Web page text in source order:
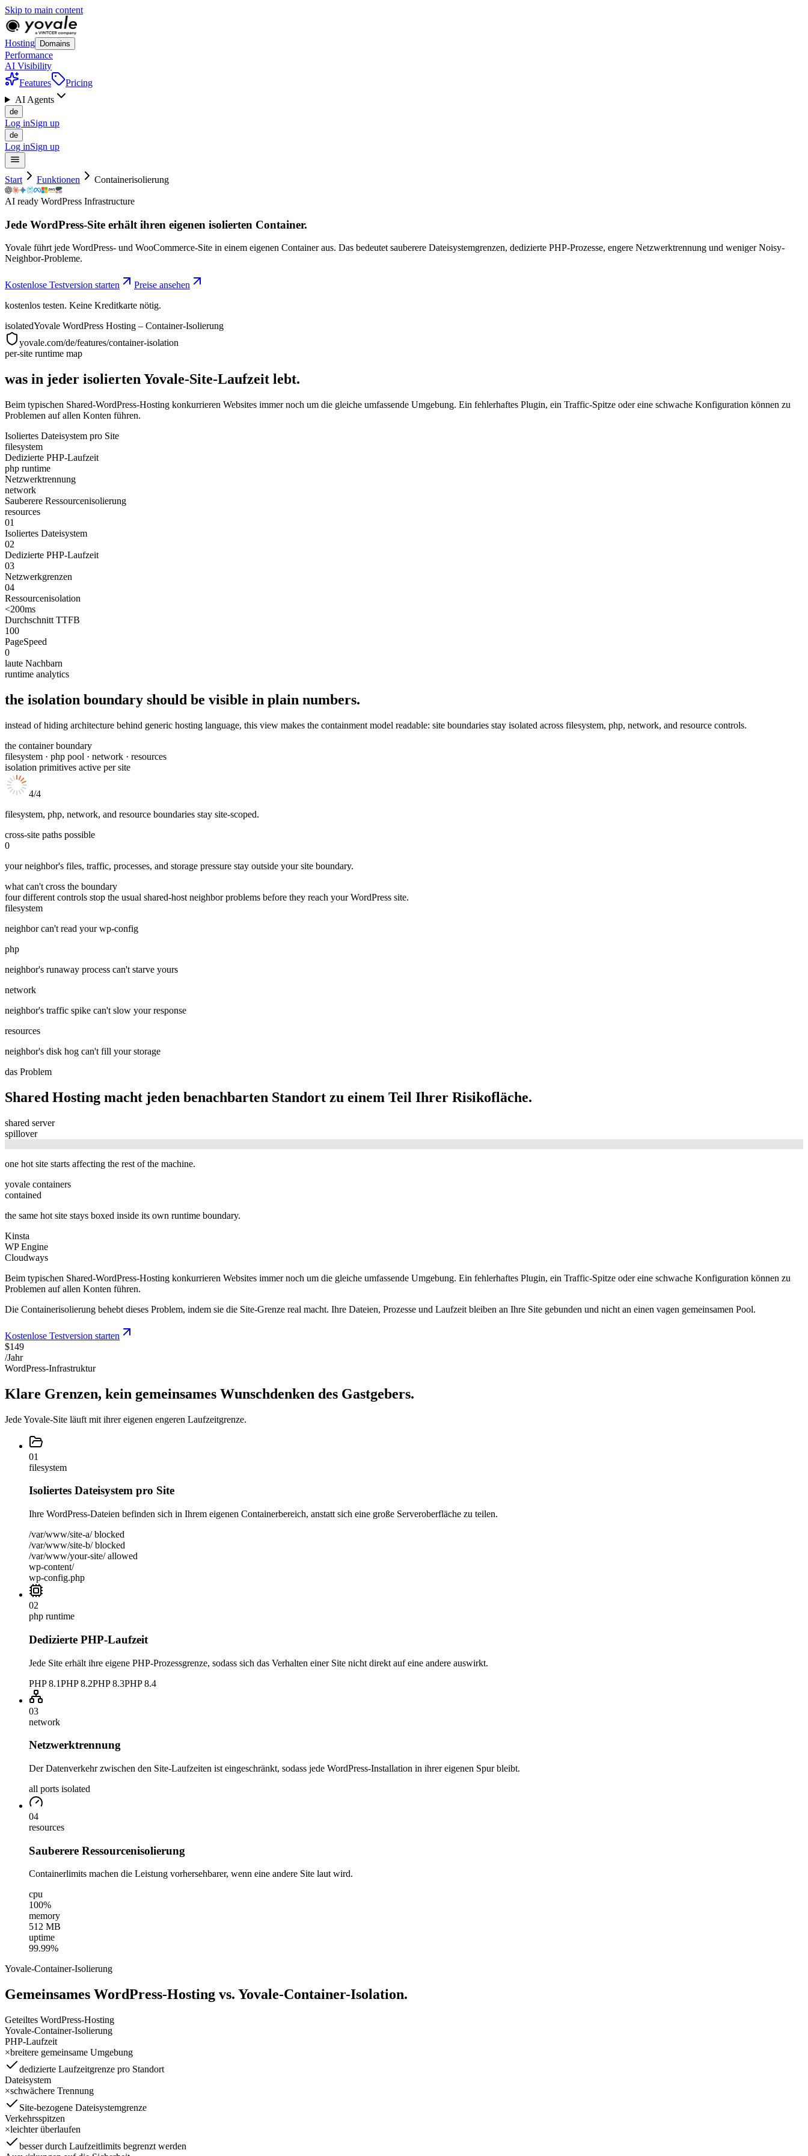
Skip to main content
Hosting Domains
Performance
AI Visibility
Features
Pricing
AI Agents
de
Log inSign up
de
Log inSign up
Start Funktionen Containerisolierung
AI ready WordPress Infrastructure
Jede WordPress-Site erhält ihren eigenen isolierten Container.
Yovale führt jede WordPress- und WooCommerce-Site in einem eigenen Container aus. Das bedeutet sauberere Dateisystemgrenzen, dedizierte PHP-Prozesse, engere Netzwerktrennung und weniger Noisy-
Neighbor-Probleme.
Kostenlose Testversion starten
Preise ansehen
kostenlos testen. Keine Kreditkarte nötig.
isolatedYovale WordPress Hosting – Container-Isolierung
yovale.com/de/features/container-isolation
per-site runtime map
was in jeder isolierten Yovale-Site-Laufzeit lebt.
Beim typischen Shared-WordPress-Hosting konkurrieren Websites immer noch um die gleiche umfassende Umgebung. Ein fehlerhaftes Plugin, ein Traffic-Spitze oder eine schwache Konfiguration können zu
Problemen auf allen Konten führen.
Isoliertes Dateisystem pro Site
filesystem
Dedizierte PHP-Laufzeit
php runtime
Netzwerktrennung
network
Sauberere Ressourcenisolierung
resources
01
Isoliertes Dateisystem
02
Dedizierte PHP-Laufzeit
03
Netzwerkgrenzen
04
Ressourcenisolation
<200ms
Durchschnitt TTFB
100
PageSpeed
0
laute Nachbarn
runtime analytics
the isolation boundary should be visible in plain numbers.
instead of hiding architecture behind generic hosting language, this view makes the containment model readable: site boundaries stay isolated across filesystem, php, network, and resource controls.
the container boundary
filesystem · php pool · network · resources
isolation primitives active per site
4/4
filesystem, php, network, and resource boundaries stay site-scoped.
cross-site paths possible
0
your neighbor's files, traffic, processes, and storage pressure stay outside your site boundary.
what can't cross the boundary
four different controls stop the usual shared-host neighbor problems before they reach your WordPress site.
filesystem
neighbor can't read your wp-config
php
neighbor's runaway process can't starve yours
network
neighbor's traffic spike can't slow your response
resources
neighbor's disk hog can't fill your storage
das Problem
Shared Hosting macht jeden benachbarten Standort zu einem Teil Ihrer Risikofläche.
shared server
spillover
one hot site starts affecting the rest of the machine.
yovale containers
contained
the same hot site stays boxed inside its own runtime boundary.
Kinsta
WP Engine
Cloudways
Beim typischen Shared-WordPress-Hosting konkurrieren Websites immer noch um die gleiche umfassende Umgebung. Ein fehlerhaftes Plugin, ein Traffic-Spitze oder eine schwache Konfiguration können zu
Problemen auf allen Konten führen.
Die Containerisolierung behebt dieses Problem, indem sie die Site-Grenze real macht. Ihre Dateien, Prozesse und Laufzeit bleiben an Ihre Site gebunden und nicht an einen vagen gemeinsamen Pool.
Kostenlose Testversion starten
$149
/Jahr
WordPress-Infrastruktur
Klare Grenzen, kein gemeinsames Wunschdenken des Gastgebers.
Jede Yovale-Site läuft mit ihrer eigenen engeren Laufzeitgrenze.
01
filesystem
Isoliertes Dateisystem pro Site
Ihre WordPress-Dateien befinden sich in Ihrem eigenen Containerbereich, anstatt sich eine große Serveroberfläche zu teilen.
/var/www/site-a/ blocked
/var/www/site-b/ blocked
/var/www/your-site/ allowed
wp-content/
wp-config.php
02
php runtime
Dedizierte PHP-Laufzeit
Jede Site erhält ihre eigene PHP-Prozessgrenze, sodass sich das Verhalten einer Site nicht direkt auf eine andere auswirkt.
PHP8.1PHP8.2PHP8.3PHP8.4
03
network
Netzwerktrennung
Der Datenverkehr zwischen den Site-Laufzeiten ist eingeschränkt, sodass jede WordPress-Installation in ihrer eigenen Spur bleibt.
all ports isolated
04
resources
Sauberere Ressourcenisolierung
Containerlimits machen die Leistung vorhersehbarer, wenn eine andere Site laut wird.
cpu
100%
memory
512 MB
uptime
99.99%
Yovale-Container-Isolierung
Gemeinsames WordPress-Hosting vs. Yovale-Container-Isolation.
Geteiltes WordPress-Hosting
Yovale-Container-Isolierung
PHP-Laufzeit
×breitere gemeinsame Umgebung
dedizierte Laufzeitgrenze pro Standort
Dateisystem
×schwächere Trennung
Site-bezogene Dateisystemgrenze
Verkehrsspitzen
×leichter überlaufen
besser durch Laufzeitlimits begrenzt werden